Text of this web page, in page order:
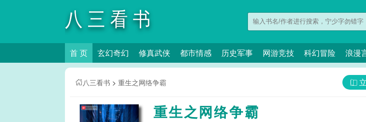
八三看书
首 页 玄幻奇幻 修真武侠 都市情感 历史军事 网游竞技 科幻冒险 浪漫
八三看书 > 重生之网络争霸
重生之网络争霸